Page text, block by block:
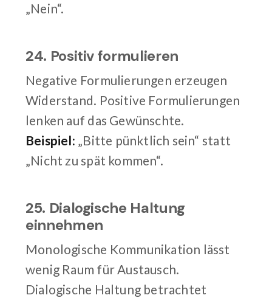
„Nein“.
24. Positiv formulieren
Negative Formulierungen erzeugen
Widerstand. Positive Formulierungen
lenken auf das Gewünschte.
Beispiel: „Bitte pünktlich sein“ statt
„Nicht zu spät kommen“.
25. Dialogische Haltung
einnehmen
Monologische Kommunikation lässt
wenig Raum für Austausch.
Dialogische Haltung betrachtet